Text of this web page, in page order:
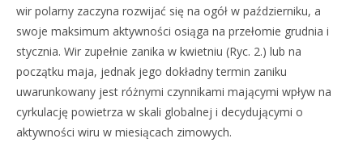
wir polarny zaczyna rozwijać się na ogół w październiku, a
swoje maksimum aktywności osiąga na przełomie grudnia i
stycznia. Wir zupełnie zanika w kwietniu (Ryc. 2.) lub na
początku maja, jednak jego dokładny termin zaniku
uwarunkowany jest różnymi czynnikami mającymi wpływ na
cyrkulację powietrza w skali globalnej i decydującymi o
aktywności wiru w miesiącach zimowych.